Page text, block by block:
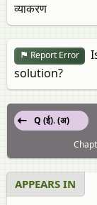
व्याकरण
Report Error
solution?
Q (ई). (अ)
APPEARS IN